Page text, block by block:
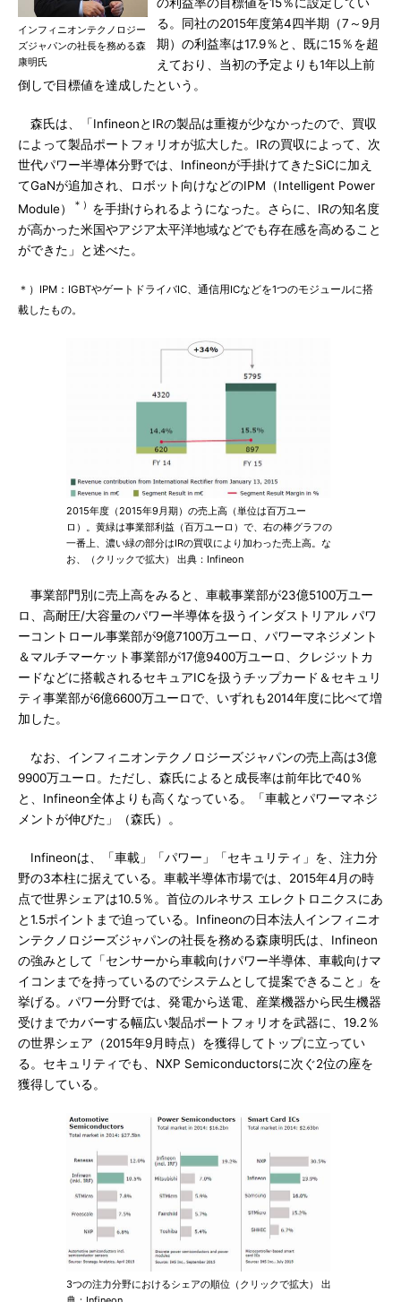
インフィニオンテクノロジー
ズジャパンの社長を務める森
康明氏
る。同社の2015年度第4四半期（7～9月
期）の利益率は17.9％と、既に15％を超
えており、当初の予定よりも1年以上前
倒しで目標値を達成したという。
森氏は、「InfineonとIRの製品は重複が少なかったので、買収
によって製品ポートフォリオが拡大した。IRの買収によって、次
世代パワー半導体分野では、Infineonが手掛けてきたSiCに加え
てGaNが追加され、ロボット向けなどのIPM（Intelligent Power
Module）
＊） を手掛けられるようになった。さらに、IRの知名度
が高かった米国やアジア太平洋地域などでも存在感を高めること
ができた」と述べた。
＊）IPM：IGBTやゲートドライバIC、通信用ICなどを1つのモジュールに搭
載したもの。
2015年度（2015年9月期）の売上高（単位は百万ユー
ロ）。黄緑は事業部利益（百万ユーロ）で、右の棒グラフの
一番上、濃い緑の部分はIRの買収により加わった売上高。な
お、（クリックで拡大） 出典：Infineon
事業部門別に売上高をみると、車載事業部が23億5100万ユー
ロ、高耐圧/大容量のパワー半導体を扱うインダストリアル パワ
ーコントロール事業部が9億7100万ユーロ、パワーマネジメント
＆マルチマーケット事業部が17億9400万ユーロ、クレジットカ
ードなどに搭載されるセキュアICを扱うチップカード＆セキュリ
ティ事業部が6億6600万ユーロで、いずれも2014年度に比べて増
加した。
なお、インフィニオンテクノロジーズジャパンの売上高は3億
9900万ユーロ。ただし、森氏によると成長率は前年比で40％
と、Infineon全体よりも高くなっている。「車載とパワーマネジ
メントが伸びた」（森氏）。
Infineonは、「車載」「パワー」「セキュリティ」を、注力分
野の3本柱に据えている。車載半導体市場では、2015年4月の時
点で世界シェアは10.5％。首位のルネサス エレクトロニクスにあ
と1.5ポイントまで迫っている。Infineonの日本法人インフィニオ
ンテクノロジーズジャパンの社長を務める森康明氏は、Infineon
の強みとして「センサーから車載向けパワー半導体、車載向けマ
イコンまでを持っているのでシステムとして提案できること」を
挙げる。パワー分野では、発電から送電、産業機器から民生機器
受けまでカバーする幅広い製品ポートフォリオを武器に、19.2％
の世界シェア（2015年9月時点）を獲得してトップに立ってい
る。セキュリティでも、NXP Semiconductorsに次ぐ2位の座を
獲得している。
3つの注力分野におけるシェアの順位（クリックで拡大） 出